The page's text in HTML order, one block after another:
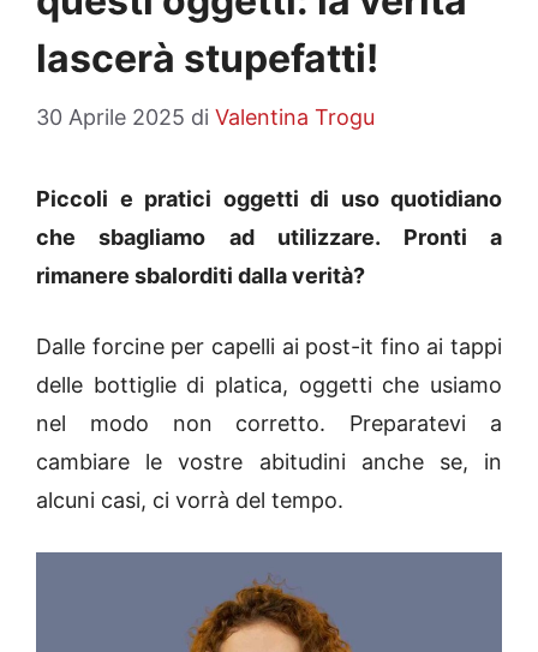
lascerà stupefatti!
30 Aprile 2025 di Valentina Trogu
Piccoli e pratici oggetti di uso quotidiano
che sbagliamo ad utilizzare. Pronti a
rimanere sbalorditi dalla verità?
Dalle forcine per capelli ai post-it fino ai tappi
delle bottiglie di platica, oggetti che usiamo
nel modo non corretto. Preparatevi a
cambiare le vostre abitudini anche se, in
alcuni casi, ci vorrà del tempo.